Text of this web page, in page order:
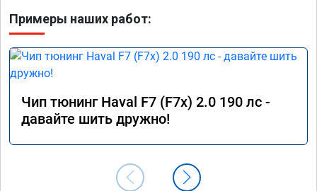
Примеры наших работ:
Чип тюнинг Haval F7 (F7x) 2.0 190 лс -
давайте шить дружно!